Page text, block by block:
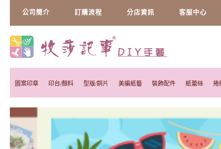
公司簡介 訂購流程 分店資訊 客服中心
圖案印章 印台/顏料 型版/銅片 美編紙藝 裝飾配件 紙蕾絲 捲